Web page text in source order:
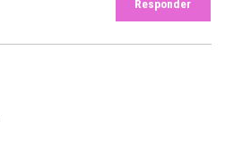
Responder